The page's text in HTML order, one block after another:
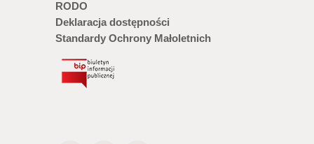
RODO
Deklaracja dostępności
Standardy Ochrony Małoletnich